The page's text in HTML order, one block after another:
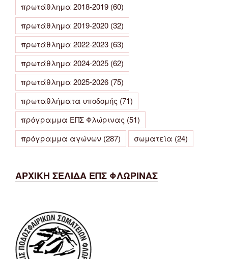
πρωτάθλημα 2018-2019 (60)
πρωτάθλημα 2019-2020 (32)
πρωτάθλημα 2022-2023 (63)
πρωτάθλημα 2024-2025 (62)
πρωτάθλημα 2025-2026 (75)
πρωταθλήματα υποδομής (71)
πρόγραμμα ΕΠΣ Φλώρινας (51)
πρόγραμμα αγώνων (287) σωματεία (24)
ΑΡΧΙΚΗ ΣΕΛΙΔΑ ΕΠΣ ΦΛΩΡΙΝΑΣ